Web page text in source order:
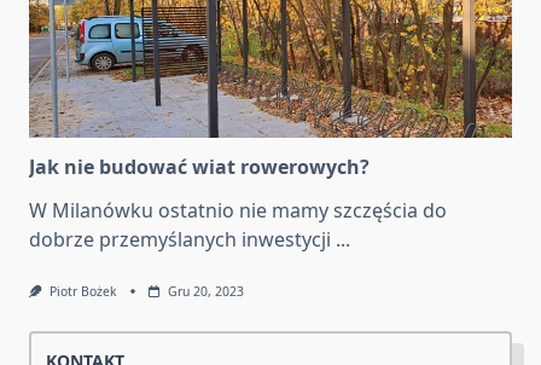
Jak nie budować wiat rowerowych?
W Milanówku ostatnio nie mamy szczęścia do
dobrze przemyślanych inwestycji ...
Piotr Bożek Gru 20, 2023